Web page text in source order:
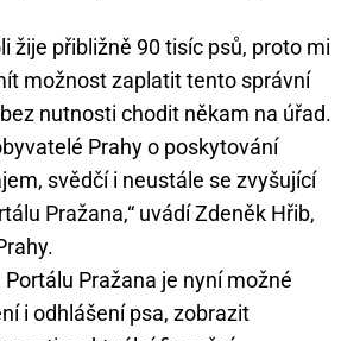
žije přibližně 90 tisíc psů, proto mi
možnost zaplatit tento správní
nutnosti chodit někam na úřad.
Prahy o poskytování
svědčí i neustále se zvyšující
Pražana,“ uvádí Zdeněk Hřib,
Pražana je nyní možné
i odhlášení psa, zobrazit